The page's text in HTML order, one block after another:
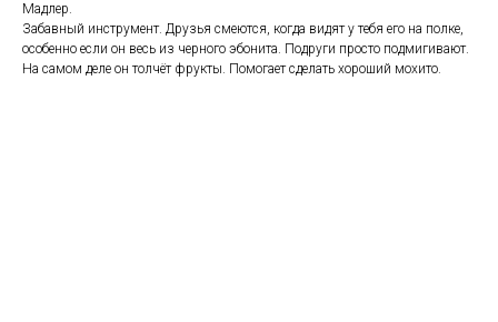
Мадлер.
Забавный инструмент. Друзья смеются, когда видят у тебя его на полке,
особенно если он весь из черного эбонита. Подруги просто подмигивают.
На самом деле он толчёт фрукты. Помогает сделать хороший мохито.